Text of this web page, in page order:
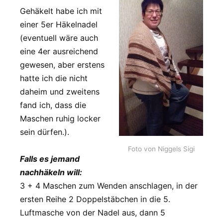
Foto von Niggels Sigi
Gehäkelt habe ich mit
einer 5er Häkelnadel
(eventuell wäre auch
eine 4er ausreichend
gewesen, aber erstens
hatte ich die nicht
daheim und zweitens
fand ich, dass die
Maschen ruhig locker
sein dürfen.).
Falls es jemand
nachhäkeln will:
3 + 4 Maschen zum Wenden anschlagen, in der
ersten Reihe 2 Doppelstäbchen in die 5.
Luftmasche von der Nadel aus, dann 5